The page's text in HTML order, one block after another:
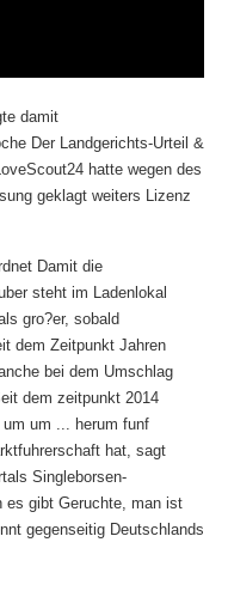
damit
Der Landgerichts-Urteil &
hatte wegen des
geklagt weiters Lizenz
Damit die
steht im Ladenlokal
gro?er, sobald
dem Zeitpunkt Jahren
bei dem Umschlag
dem zeitpunkt 2014
um ... herum funf
hat, sagt
Singleborsen-
es gibt Geruchte, man ist
gegenseitig Deutschlands